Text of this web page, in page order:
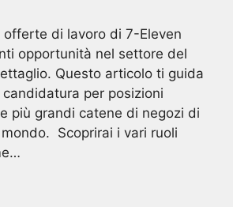
offerte di lavoro di 7-Eleven
opportunità nel settore del
Questo articolo ti guida
per posizioni
più grandi catene di negozi di
Scoprirai i vari ruoli